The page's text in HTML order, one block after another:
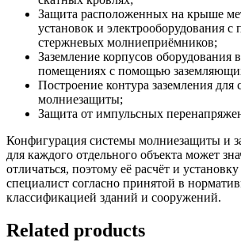
Защита расположенных на крыше
установок и электрооборудования
стержневых молниеприёмников;
Заземление корпусов оборудования
помещениях с помощью
Построение контура заземления для
молниезащиты;
Защита от импульсных
Конфигурация системы молниезащиты и
для каждого отдельного объекта может
отличаться, поэтому её расчёт и
специалист согласно принятой в
классификацией зданий и сооружений.
Related products